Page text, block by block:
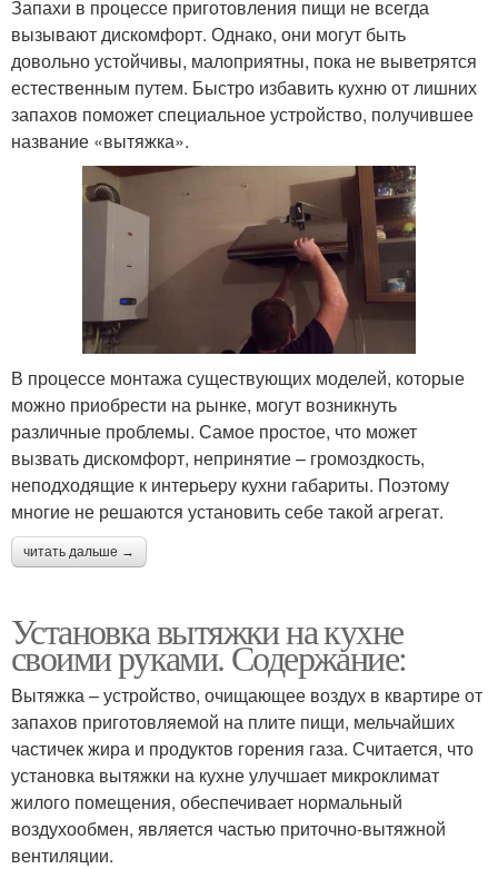
Запахи в процессе приготовления пищи не всегда
вызывают дискомфорт. Однако, они могут быть
довольно устойчивы, малоприятны, пока не выветрятся
естественным путем. Быстро избавить кухню от лишних
запахов поможет специальное устройство, получившее
название «вытяжка».
В процессе монтажа существующих моделей, которые
можно приобрести на рынке, могут возникнуть
различные проблемы. Самое простое, что может
вызвать дискомфорт, непринятие – громоздкость,
неподходящие к интерьеру кухни габариты. Поэтому
многие не решаются установить себе такой агрегат.
читать дальше →
Установка вытяжки на кухне
своими руками. Содержание:
Вытяжка – устройство, очищающее воздух в квартире от
запахов приготовляемой на плите пищи, мельчайших
частичек жира и продуктов горения газа. Считается, что
установка вытяжки на кухне улучшает микроклимат
жилого помещения, обеспечивает нормальный
воздухообмен, является частью приточно-вытяжной
вентиляции.